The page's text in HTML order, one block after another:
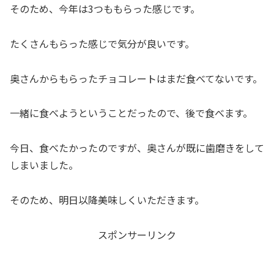
そのため、今年は3つももらった感じです。
たくさんもらった感じで気分が良いです。
奥さんからもらったチョコレートはまだ食べてないです。
一緒に食べようということだったので、後で食べます。
今日、食べたかったのですが、奥さんが既に歯磨きをして
しまいました。
そのため、明日以降美味しくいただきます。
スポンサーリンク